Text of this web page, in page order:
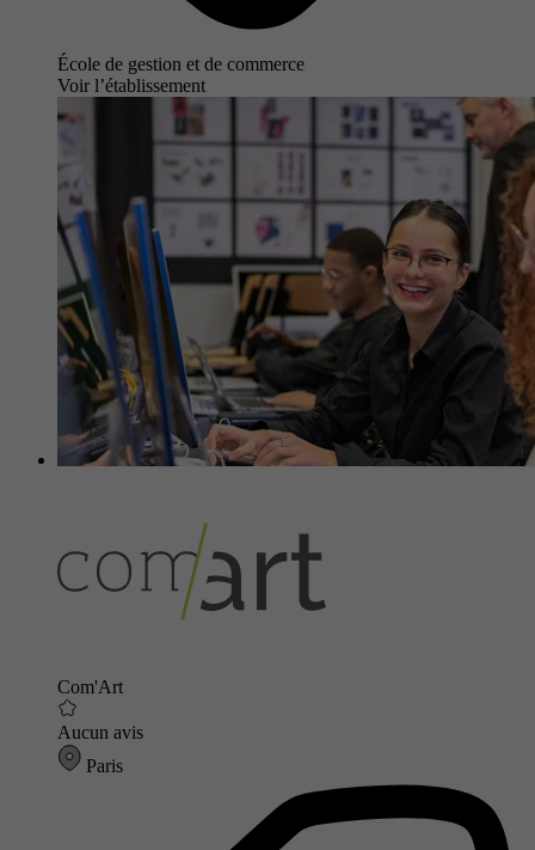
École de gestion et de commerce
Voir l’établissement
Com'Art
Aucun avis
Paris